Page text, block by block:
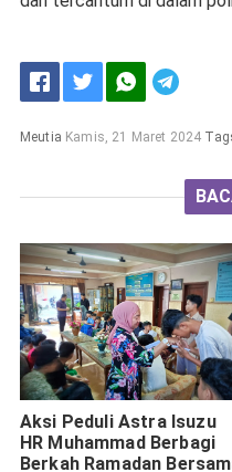
Meutia Kamis, 21 Maret 2024
Aksi Peduli Astra Isuzu
HR Muhammad Berbagi
Berkah Ramadan